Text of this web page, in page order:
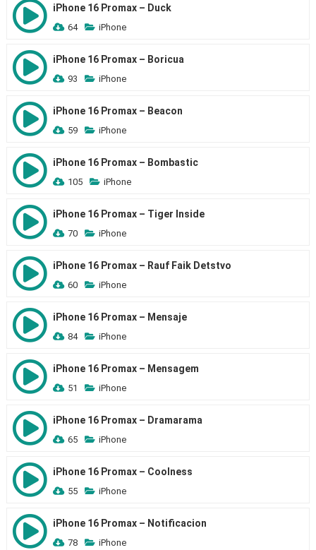
iPhone 16 Promax – Duck
64 iPhone
iPhone 16 Promax – Boricua
93 iPhone
iPhone 16 Promax – Beacon
59 iPhone
iPhone 16 Promax – Bombastic
105 iPhone
iPhone 16 Promax – Tiger Inside
70 iPhone
iPhone 16 Promax – Rauf Faik Detstvo
60 iPhone
iPhone 16 Promax – Mensaje
84 iPhone
iPhone 16 Promax – Mensagem
51 iPhone
iPhone 16 Promax – Dramarama
65 iPhone
iPhone 16 Promax – Coolness
55 iPhone
iPhone 16 Promax – Notificacion
78 iPhone